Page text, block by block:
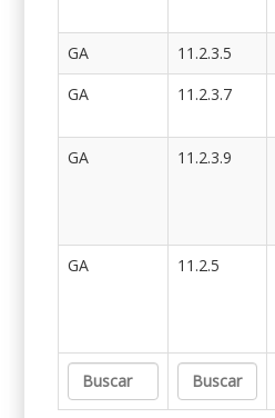
GA
11.2.3.5
GA
11.2.3.7
GA
11.2.3.9
GA
11.2.5